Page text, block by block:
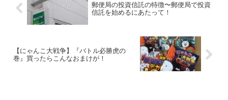
郵便局の投資信託の特徴〜郵便局で投資
信託を始めるにあたって！
【にゃんこ大戦争】『バトル必勝虎の
巻』買ったらこんなおまけが！